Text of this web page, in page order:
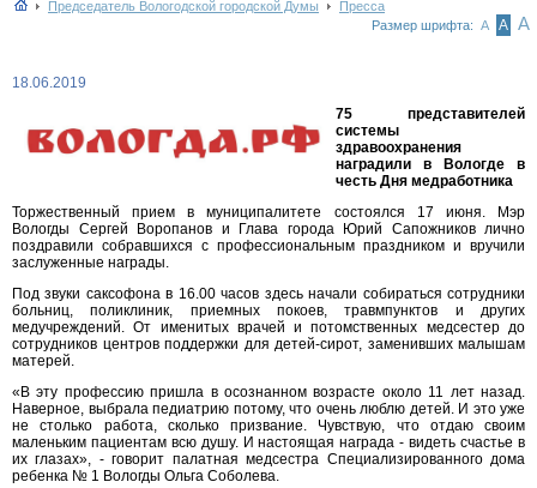
Председатель Вологодской городской Думы
Пресса
Размер шрифта: А А А
18.06.2019
75 представителей
системы
здравоохранения
наградили в Вологде в
честь Дня медработника
Торжественный прием в муниципалитете состоялся 17 июня. Мэр
Вологды Сергей Воропанов и Глава города Юрий Сапожников лично
поздравили собравшихся с профессиональным праздником и вручили
заслуженные награды.
Под звуки саксофона в 16.00 часов здесь начали собираться сотрудники
больниц, поликлиник, приемных покоев, травмпунктов и других
медучреждений. От именитых врачей и потомственных медсестер до
сотрудников центров поддержки для детей-сирот, заменивших малышам
матерей.
«В эту профессию пришла в осознанном возрасте около 11 лет назад.
Наверное, выбрала педиатрию потому, что очень люблю детей. И это уже
не столько работа, сколько призвание. Чувствую, что отдаю своим
маленьким пациентам всю душу. И настоящая награда - видеть счастье в
их глазах», - говорит палатная медсестра Специализированного дома
ребенка № 1 Вологды Ольга Соболева.